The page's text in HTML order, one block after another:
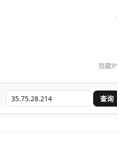
隐藏IP
查询